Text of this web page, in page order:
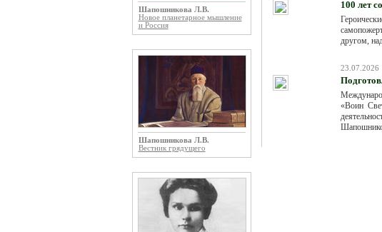
Шапошникова Л.В.
Новое планетарное мышление
и Россия
Шапошникова Л.В.
Вестник грядущего
100 лет
другом,
23.07.2026
«Воин